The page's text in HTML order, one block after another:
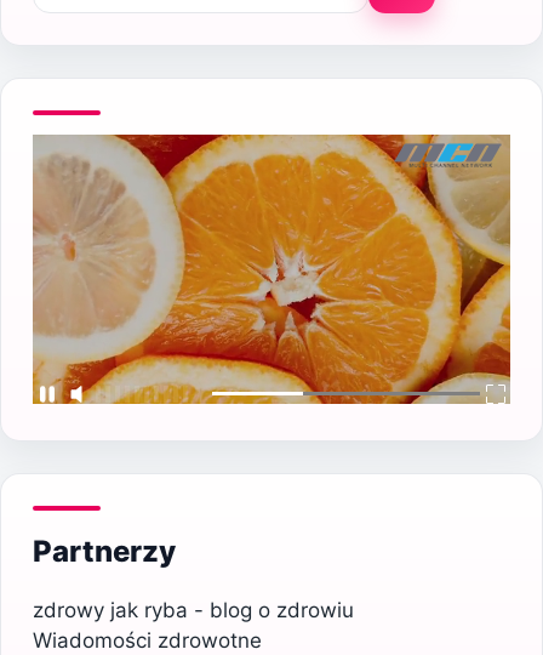
Partnerzy
zdrowy jak ryba - blog o zdrowiu
Wiadomości zdrowotne